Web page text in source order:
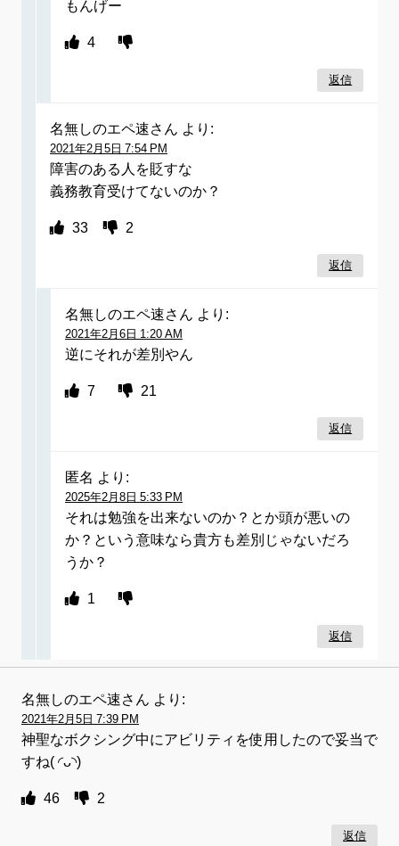
もんげー
4
返信
名無しのエペ速さん より:
2021年2月5日 7:54 PM
障害のある人を貶すな
義務教育受けてないのか？
33 2
返信
名無しのエペ速さん より:
2021年2月6日 1:20 AM
逆にそれが差別やん
7 21
返信
匿名 より:
2025年2月8日 5:33 PM
それは勉強を出来ないのか？とか頭が悪いの
か？という意味なら貴方も差別じゃないだろ
うか？
1
返信
名無しのエペ速さん より:
2021年2月5日 7:39 PM
神聖なボクシング中にアビリティを使用したので妥当で
すね( ◜ᴗ◝)
46 2
返信